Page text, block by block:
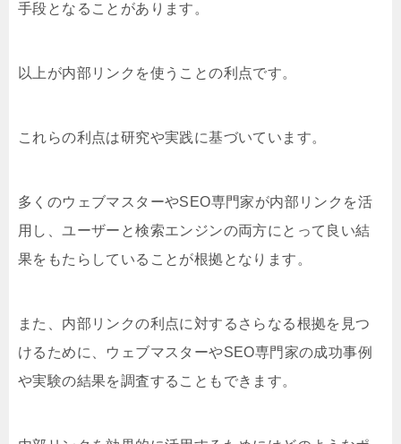
手段となることがあります。
以上が内部リンクを使うことの利点です。
これらの利点は研究や実践に基づいています。
多くのウェブマスターやSEO専門家が内部リンクを活
用し、ユーザーと検索エンジンの両方にとって良い結
果をもたらしていることが根拠となります。
また、内部リンクの利点に対するさらなる根拠を見つ
けるために、ウェブマスターやSEO専門家の成功事例
や実験の結果を調査することもできます。